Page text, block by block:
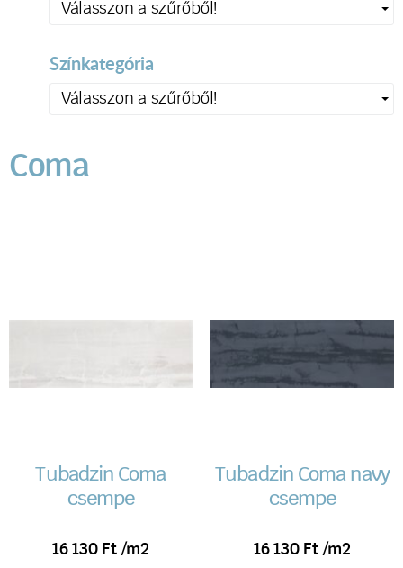
Válasszon a szűrőből!
Színkategória
Válasszon a szűrőből!
Coma
Tubadzin Coma
csempe
16 130 Ft /m2
Tubadzin Coma navy
csempe
16 130 Ft /m2